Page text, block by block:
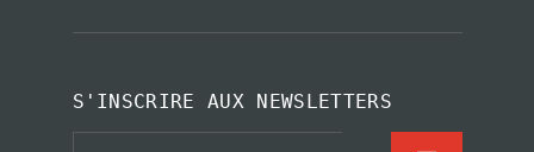
S'INSCRIRE AUX NEWSLETTERS